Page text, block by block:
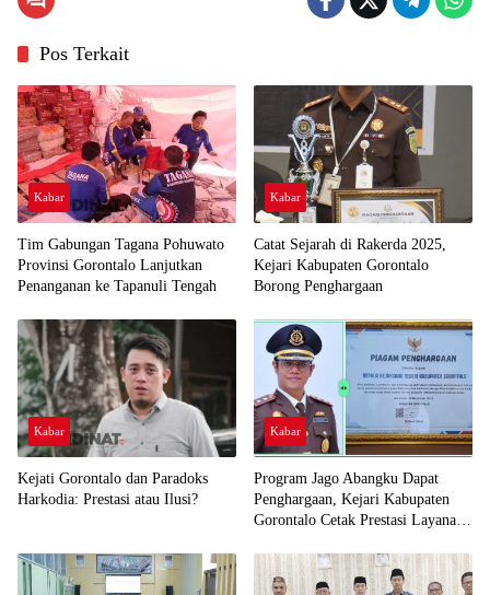
Pos Terkait
Kabar
Tim Gabungan Tagana Pohuwato
Provinsi Gorontalo Lanjutkan
Penanganan ke Tapanuli Tengah
Kabar
Catat Sejarah di Rakerda 2025,
Kejari Kabupaten Gorontalo
Borong Penghargaan
Kabar
Kejati Gorontalo dan Paradoks
Harkodia: Prestasi atau Ilusi?
Kabar
Program Jago Abangku Dapat
Penghargaan, Kejari Kabupaten
Gorontalo Cetak Prestasi Layanan